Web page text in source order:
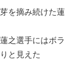
を摘み続けた蓮
之選手にはボラ
と見えた